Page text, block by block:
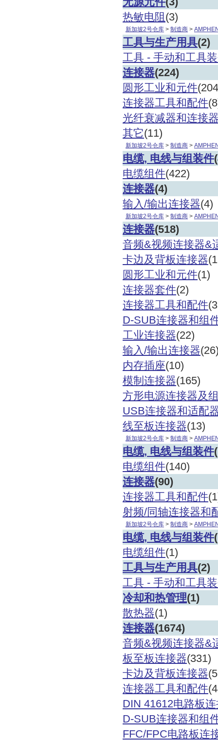
热敏电阻 (3)
新加坡2号仓库 > 制造商 >
工具与生产用具(2)
工具 - 手动和工具
连接器(224)
圆形工业和元件
连接器工具和配件
光纤衰减器和连接
其它(11)
新加坡2号仓库 > 制造商 >
电缆, 电线与组装件
电缆组件(422)
连接器(4)
输入/输出连接器(4)
新加坡2号仓库 > 制造商 >
连接器(518)
音频&视频连接器&
卡边及背板连接器
圆形工业和元件(1)
连接器套件(2)
连接器工具和配件
D-SUB连接器和组
工业连接器(22)
输入/输出连接器
内存插座(10)
模制连接器(165)
方形电源连接器及
USB连接器和适配
线至板连接器(13)
新加坡2号仓库 > 制造商 >
电缆, 电线与组装件
电缆组件(140)
连接器(90)
连接器工具和配件
射频/同轴连接器和
新加坡2号仓库 > 制造商 >
电缆, 电线与组装件
电缆组件(1)
工具与生产用具(2)
工具 - 手动和工具
冷却和热管理(1)
散热器(1)
连接器(1674)
音频&视频连接器&
板至板连接器(331)
卡边及背板连接器
连接器工具和配件
DIN 41612电路板
D-SUB连接器和组
FFC/FPC电路板连